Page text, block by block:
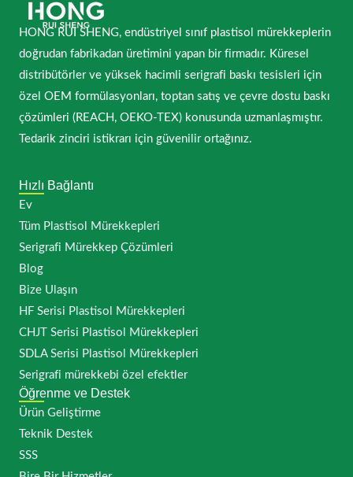
HONG RUI SHENG, endüstriyel sınıf plastisol mürekkeplerin
doğrudan fabrikadan üretimini yapan bir firmadır. Küresel
distribütörler ve yüksek hacimli serigrafi baskı tesisleri için
özel OEM formülasyonları, toptan satış ve çevre dostu baskı
çözümleri (REACH, OEKO-TEX) konusunda uzmanlaşmıştır.
Tedarik zinciri istikrarı için güvenilir ortağınız.
Hızlı Bağlantı
Ev
Tüm Plastisol Mürekkepleri
Serigrafi Mürekkep Çözümleri
Blog
Bize Ulaşın
HF Serisi Plastisol Mürekkepleri
CHJT Serisi Plastisol Mürekkepleri
SDLA Serisi Plastisol Mürekkepleri
Serigrafi mürekkebi özel efektler
Öğrenme ve Destek
Ürün Geliştirme
Teknik Destek
SSS